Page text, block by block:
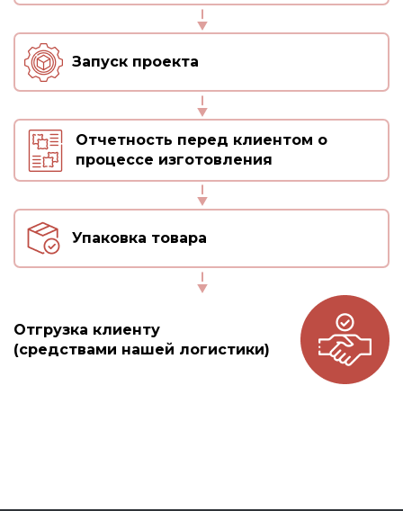
Запуск проекта
Отчетность перед клиентом о
процессе изготовления
Отгрузка клиенту
(средствами нашей логистики)
Упаковка товара